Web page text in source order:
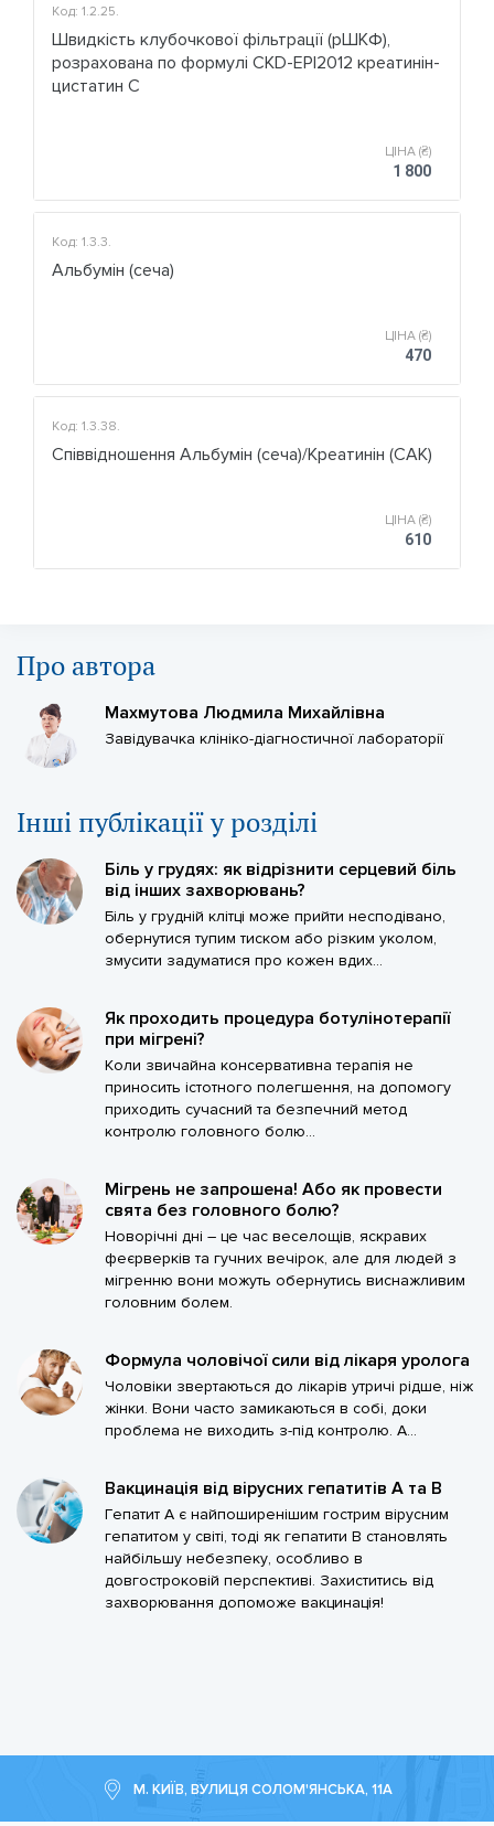
Код: 1.2.25.
Швидкість клубочкової фільтрації (рШКФ),
розрахована по формулі CKD-EPI2012 креатинін-
цистатин С
ЦІНА (₴)
1 800
Код: 1.3.3.
Альбумін (сеча)
ЦІНА (₴)
470
Код: 1.3.38.
Співвідношення Альбумін (сеча)/Креатинін (САК)
ЦІНА (₴)
610
Про автора
Махмутова Людмила Михайлівна
Завідувачка клініко-діагностичної лабораторії
Iншi публікації у розділі
Біль у грудях: як відрізнити серцевий біль
від інших захворювань?
Біль у грудній клітці може прийти несподівано,
обернутися тупим тиском або різким уколом,
змусити задуматися про кожен вдих...
Як проходить процедура ботулінотерапії
при мігрені?
Коли звичайна консервативна терапія не
приносить істотного полегшення, на допомогу
приходить сучасний та безпечний метод
контролю головного болю...
Мігрень не запрошена! Або як провести
свята без головного болю?
Новорічні дні – це час веселощів, яскравих
феєрверків та гучних вечірок, але для людей з
мігренню вони можуть обернутись виснажливим
головним болем.
Формула чоловічої сили від лікаря уролога
Чоловіки звертаються до лікарів утричі рідше, ніж
жінки. Вони часто замикаються в собі, доки
проблема не виходить з-під контролю. А...
Вакцинація від вірусних гепатитів А та В
Гепатит А є найпоширенішим гострим вірусним
гепатитом у світі, тоді як гепатити В становлять
найбільшу небезпеку, особливо в
довгостроковій перспективі. Захиститись від
захворювання допоможе вакцинація!
М. КИЇВ, ВУЛИЦЯ СОЛОМ'ЯНСЬКА, 11А